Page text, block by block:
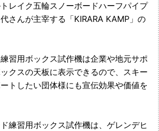
レイク五輪スノーボードハーフパイプ
さんが主宰する「KIRARA KAMP」の
習用ボックス試作機は企業や地元サポ
クスの天板に表示できるので、スキー
トしたい団体様にも宣伝効果や価値を
練習用ボックス試作機は、ゲレンデヒ